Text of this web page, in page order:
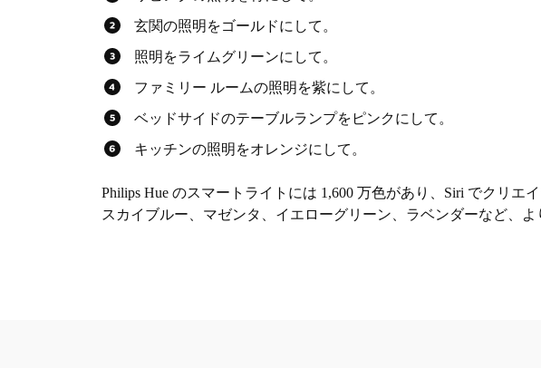
玄関の照明をゴールドにして。
照明をライムグリーンにして。
ファミリー ルームの照明を紫にして。
ベッドサイドのテーブルランプをピンクにして。
キッチンの照明をオレンジにして。
Philips Hue のスマートライトには 1,600 万色があり、Siri でクリ
スカイブルー、マゼンタ、イエローグリーン、ラベンダーなど、